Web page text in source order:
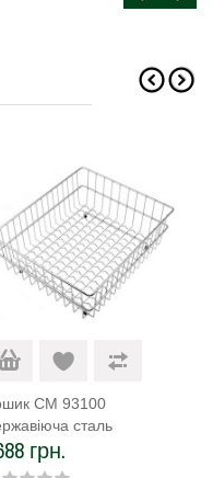
CM 93100
сталь
грн.